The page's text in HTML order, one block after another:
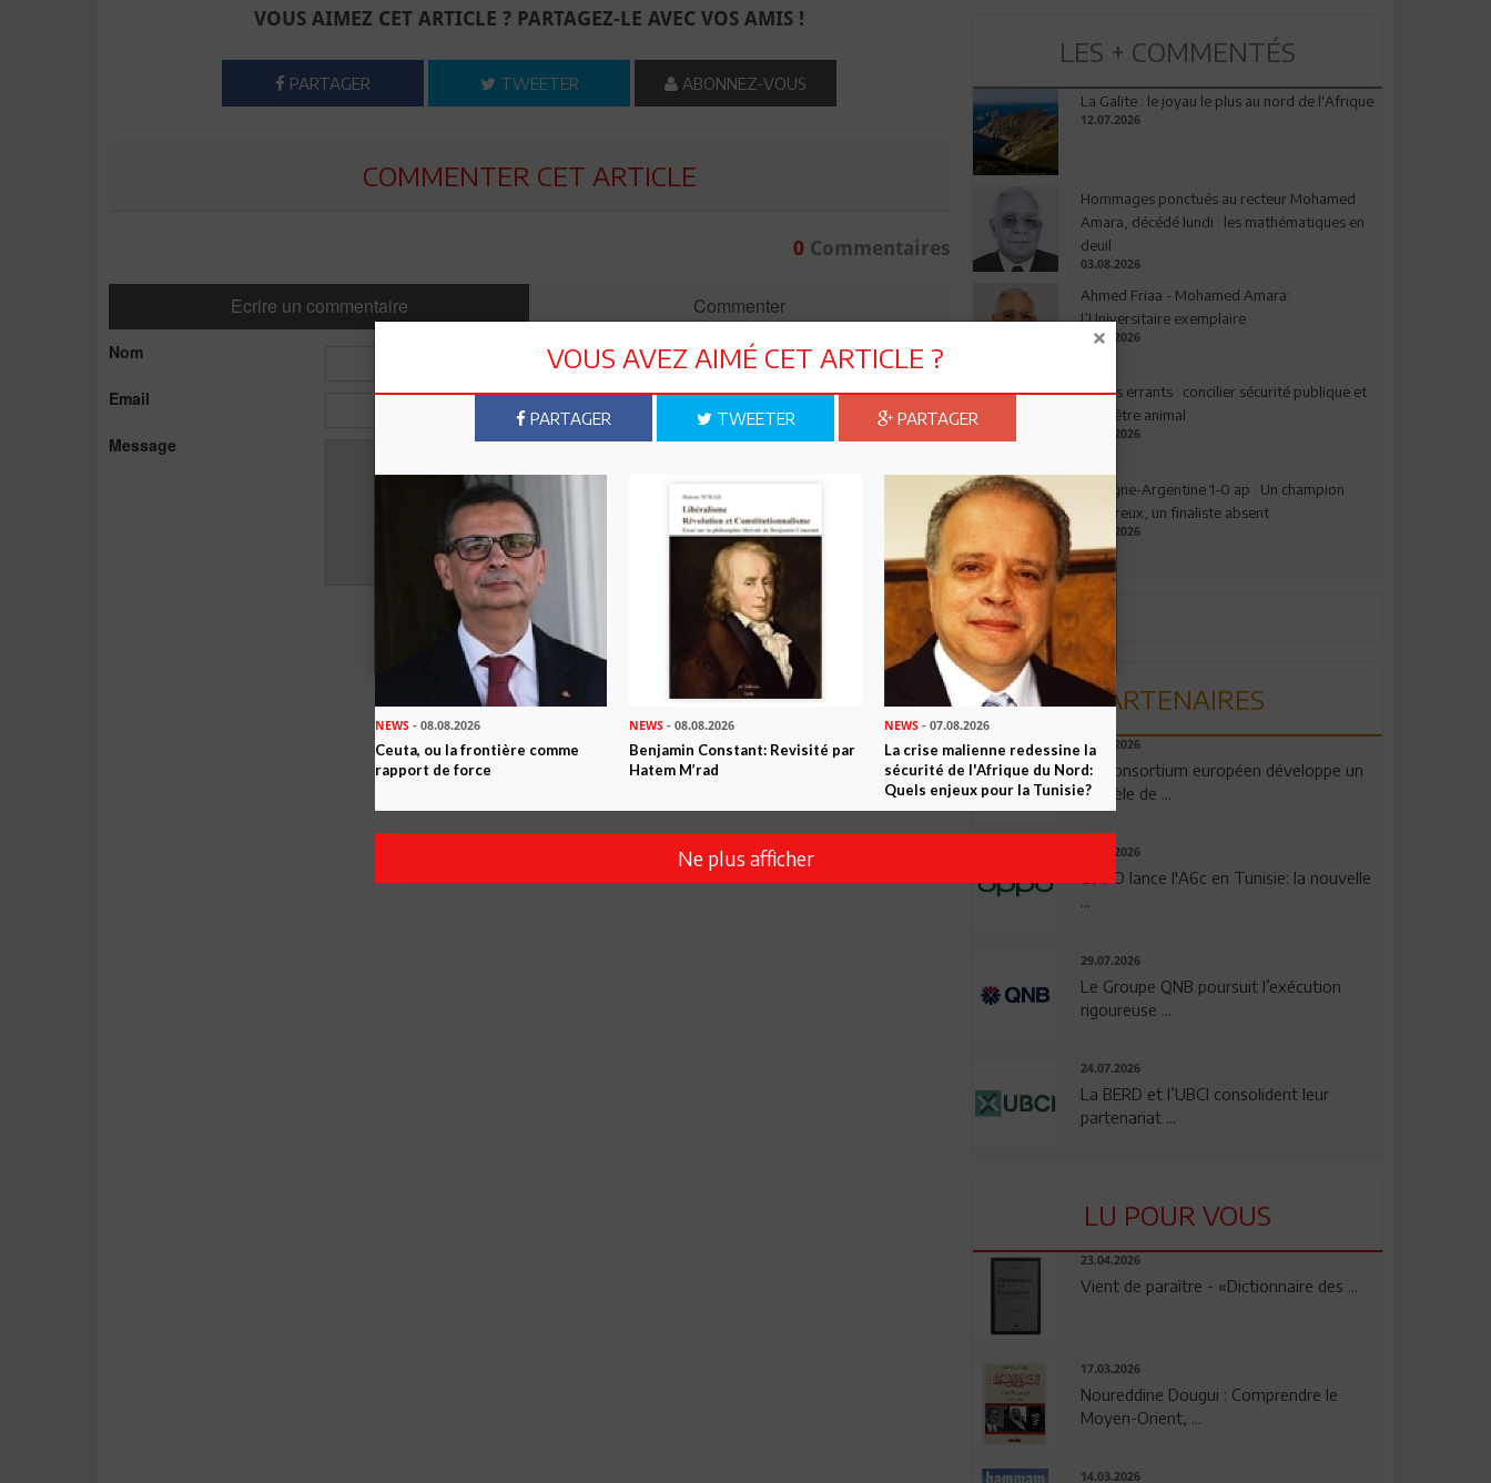
VOUS AIMEZ CET ARTICLE ? PARTAGEZ-LE AVEC VOS AMIS !
PARTAGER TWEETER ABONNEZ-VOUS
COMMENTER CET ARTICLE
0Commentaires
Ecrire un commentaire Commenter
Nom
Email
Message
Envoyer
LES + COMMENTÉS
La Galite : le joyau le plus au nord de l'Afrique
12.07.2026
Hommages ponctués au recteur Mohamed
Amara, décédé lundi : les mathématiques en
deuil
03.08.2026
Ahmed Friaa - Mohamed Amara:
l’Universitaire exemplaire
04.08.2026
Chiens errants : concilier sécurité publique et
bien-être animal
17.07.2026
Espagne-Argentine 1-0 ap : Un champion
valeureux, un finaliste absent
19.07.2026
PARTENAIRES
06.08.2026
Un consortium européen développe un
modèle de ...
04.08.2026
OPPO lance l'A6c en Tunisie: la nouvelle
...
29.07.2026
Le Groupe QNB poursuit l’exécution
rigoureuse ...
24.07.2026
La BERD et l’UBCI consolident leur
partenariat ...
LU POUR VOUS
23.04.2026
Vient de paraître - «Dictionnaire des ...
17.03.2026
Noureddine Dougui : Comprendre le
Moyen-Orient, ...
14.03.2026
VOUS AVEZ AIMÉ CET ARTICLE ?
PARTAGER TWEETER PARTAGER
NEWS - 08.08.2026
Ceuta, ou la frontière comme
rapport de force
NEWS - 08.08.2026
Benjamin Constant: Revisité par
Hatem M’rad
NEWS- 07.08.2026
La crise malienne redessine la
sécurité de l'Afrique du Nord:
Quels enjeux pour la Tunisie?
Ne plus afficher